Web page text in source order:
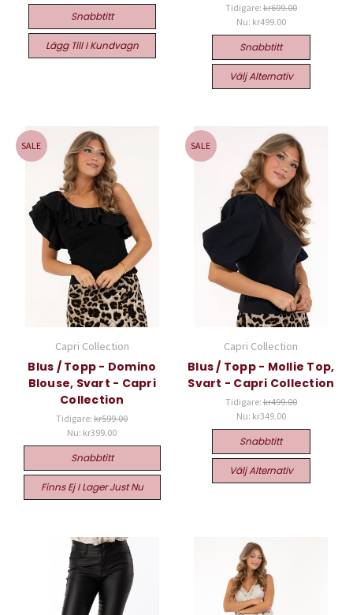
Snabbtitt
Lägg Till I Kundvagn
Tidigare: kr699.00
Nu: kr499.00
Snabbtitt
Välj Alternativ
SALE
Capri Collection
Blus / Topp - Domino
Blouse, Svart - Capri
Collection
Tidigare:kr599.00
Nu: kr399.00
Snabbtitt
Finns Ej I Lager Just Nu
SALE
Capri Collection
Blus / Topp - Mollie Top,
Svart - Capri Collection
Tidigare: kr499.00
Nu: kr349.00
Snabbtitt
Välj Alternativ